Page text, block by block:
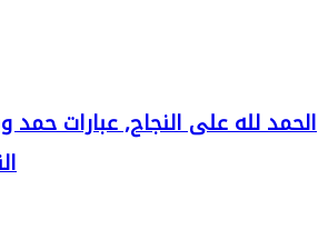
الحمد لله على النجاح, عبارات